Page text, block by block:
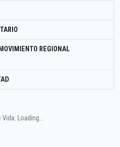
MOVIMIENTO REGIONAL
Vida: Loading...